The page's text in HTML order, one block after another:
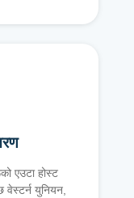
एउटा होस्ट
वेस्टर्न युनियन,